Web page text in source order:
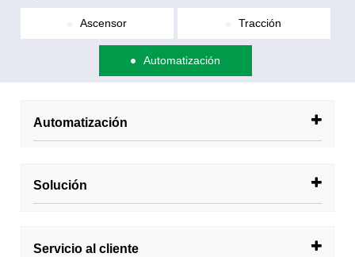
Ascensor Tracción
Automatización
Automatización
Solución
Servicio al cliente